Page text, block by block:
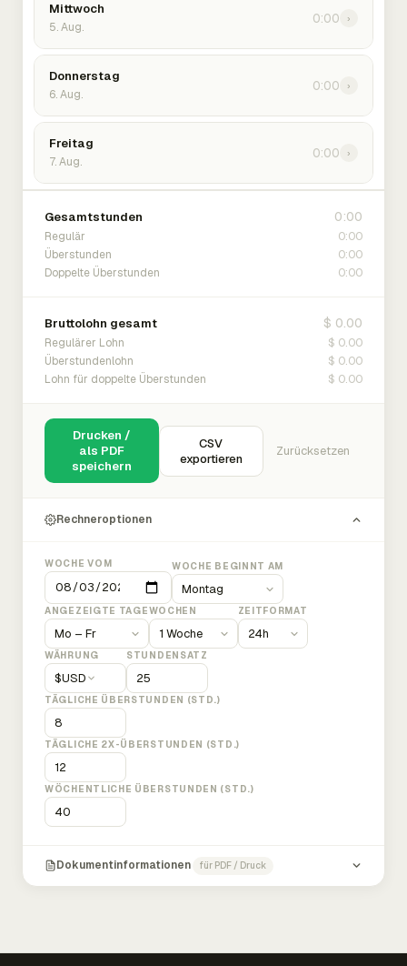
Mittwoch
5. Aug.
0:00 ›
Donnerstag
6. Aug.
0:00 ›
Freitag
7. Aug.
0:00 ›
Gesamtstunden 0:00
Regulär 0:00
Überstunden 0:00
Doppelte Überstunden 0:00
Bruttolohn gesamt $ 0.00
Regulärer Lohn $ 0.00
Überstundenlohn $ 0.00
Lohn für doppelte Überstunden $ 0.00
Drucken /
als PDF
speichern
CSV
exportieren
Zurücksetzen
Rechneroptionen
WOCHE VOM WOCHE BEGINNT AM
ANGEZEIGTE TAGEWOCHEN ZEITFORMAT
WÄHRUNG
$USD
STUNDENSATZ
TÄGLICHE ÜBERSTUNDEN (STD.)
TÄGLICHE 2X-ÜBERSTUNDEN (STD.)
WÖCHENTLICHE ÜBERSTUNDEN (STD.)
Dokumentinformationen für PDF / Druck